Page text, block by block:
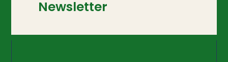
Newsletter